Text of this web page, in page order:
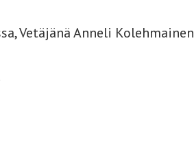
Vetäjänä Anneli Kolehmainen